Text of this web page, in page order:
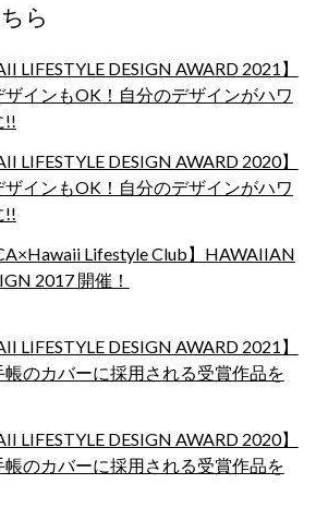
ら
LIFESTYLE DESIGN AWARD 2021】
ザインもOK！自分のデザインがハワ
!!
LIFESTYLE DESIGN AWARD 2020】
ザインもOK！自分のデザインがハワ
!!
Lifestyle Club】HAWAIIAN
2017 開催！
LIFESTYLE DESIGN AWARD 2021】
帳のカバーに採用される受賞作品を
LIFESTYLE DESIGN AWARD 2020】
帳のカバーに採用される受賞作品を